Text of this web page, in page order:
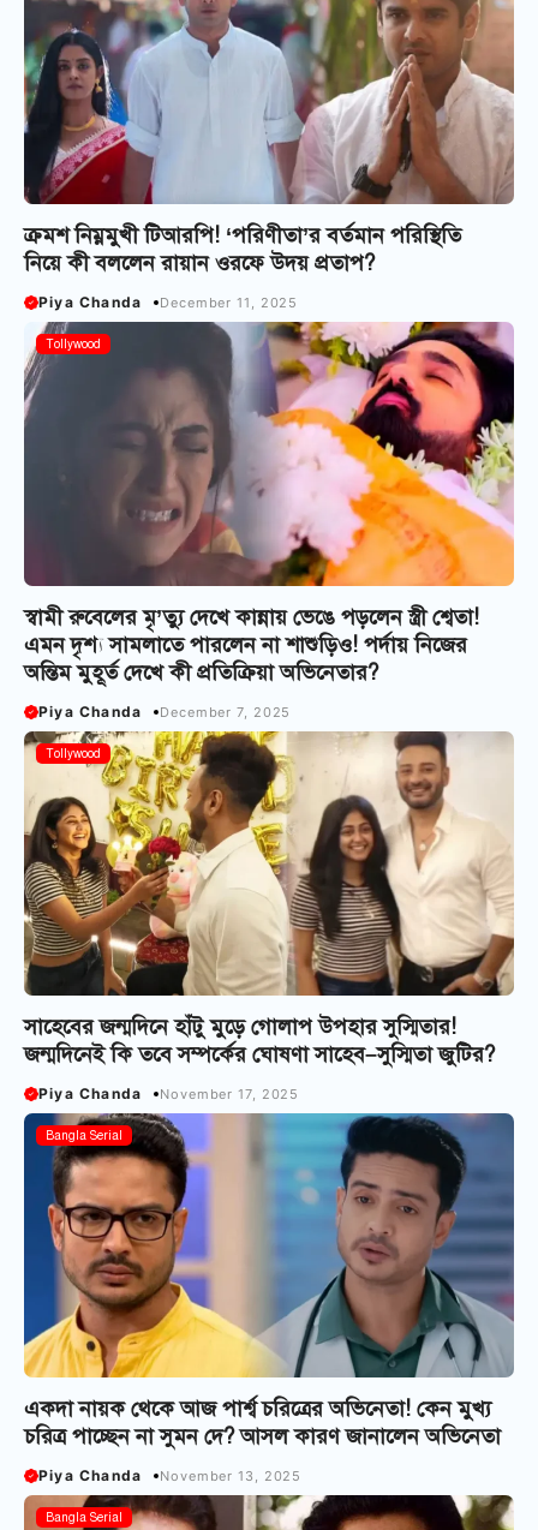
ক্রমশ নিম্নমুখী টিআরপি! ‘পরিণীতা’র বর্তমান পরিস্থিতি
নিয়ে কী বললেন রায়ান ওরফে উদয় প্রতাপ?
Piya Chanda December 11, 2025
Tollywood
স্বামী রুবেলের মৃ’ত্যু দেখে কান্নায় ভেঙে পড়লেন স্ত্রী শ্বেতা!
এমন দৃশ্য সামলাতে পারলেন না শাশুড়িও! পর্দায় নিজের
অন্তিম মুহূর্ত দেখে কী প্রতিক্রিয়া অভিনেতার?
Piya Chanda December 7, 2025
Tollywood
সাহেবের জন্মদিনে হাঁটু মুড়ে গোলাপ উপহার সুস্মিতার!
জন্মদিনেই কি তবে সম্পর্কের ঘোষণা সাহেব–সুস্মিতা জুটির?
Piya Chanda November 17, 2025
Bangla Serial
একদা নায়ক থেকে আজ পার্শ্ব চরিত্রের অভিনেতা! কেন মুখ্য
চরিত্র পাচ্ছেন না সুমন দে? আসল কারণ জানালেন অভিনেতা
Piya Chanda November 13, 2025
Bangla Serial